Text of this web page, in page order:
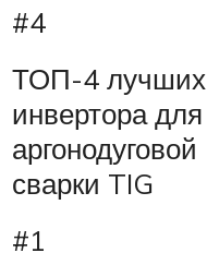
#4
ТОП-4 лучших
инвертора для
аргонодуговой
сварки TIG
#1